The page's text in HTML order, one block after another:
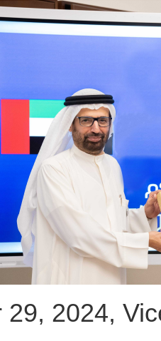
29, 2024,